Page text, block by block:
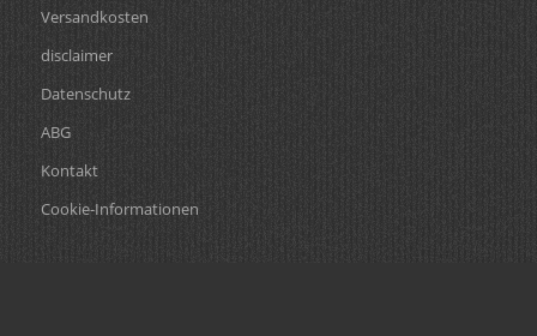
Versandkosten
disclaimer
Datenschutz
ABG
Kontakt
Cookie-Informationen